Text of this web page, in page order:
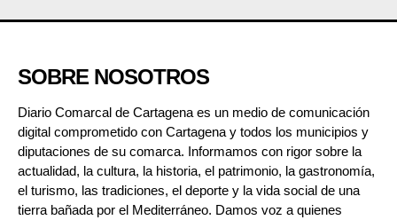
SOBRE NOSOTROS
Diario Comarcal de Cartagena es un medio de comunicación
digital comprometido con Cartagena y todos los municipios y
diputaciones de su comarca. Informamos con rigor sobre la
actualidad, la cultura, la historia, el patrimonio, la gastronomía,
el turismo, las tradiciones, el deporte y la vida social de una
tierra bañada por el Mediterráneo. Damos voz a quienes